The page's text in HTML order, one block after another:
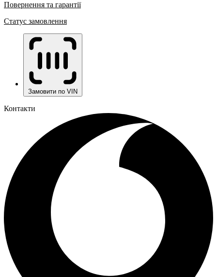
Повернення та гарантії
Статус замовлення
Замовити по VIN
Контакти